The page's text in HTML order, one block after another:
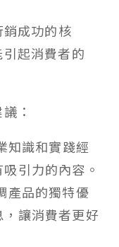
成功的核
起消費者的
：
知識和實踐經
引力的內容。
產品的獨特優
讓消費者更好